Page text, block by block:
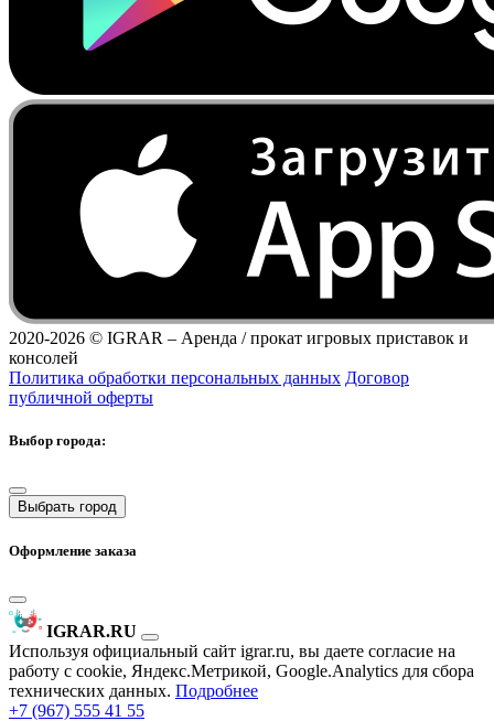
2020-2026 © IGRAR – Аренда / прокат игровых приставок и
консолей
Политика обработки персональных данных Договор
публичной оферты
Выбор города:
Выбрать город
Оформление заказа
IGRAR.RU
Используя официальный сайт igrar.ru, вы даете согласие на
работу с cookie, Яндекс.Метрикой, Google.Analytics для сбора
технических данных. Подробнее
+7 (967) 555 41 55